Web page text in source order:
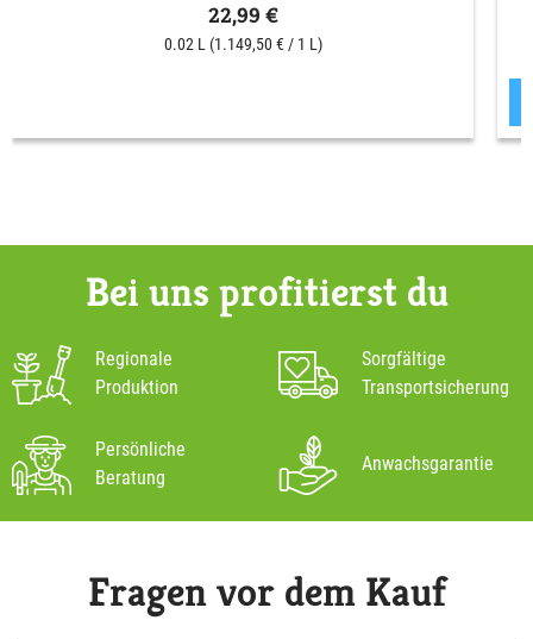
22,99 €
0.02 L (1.149,50 € / 1 L)
Bei uns profitierst du
Regionale
Produktion
Sorgfältige
Transportsicherung
Persönliche
Beratung
Anwachsgarantie
Fragen vor dem Kauf